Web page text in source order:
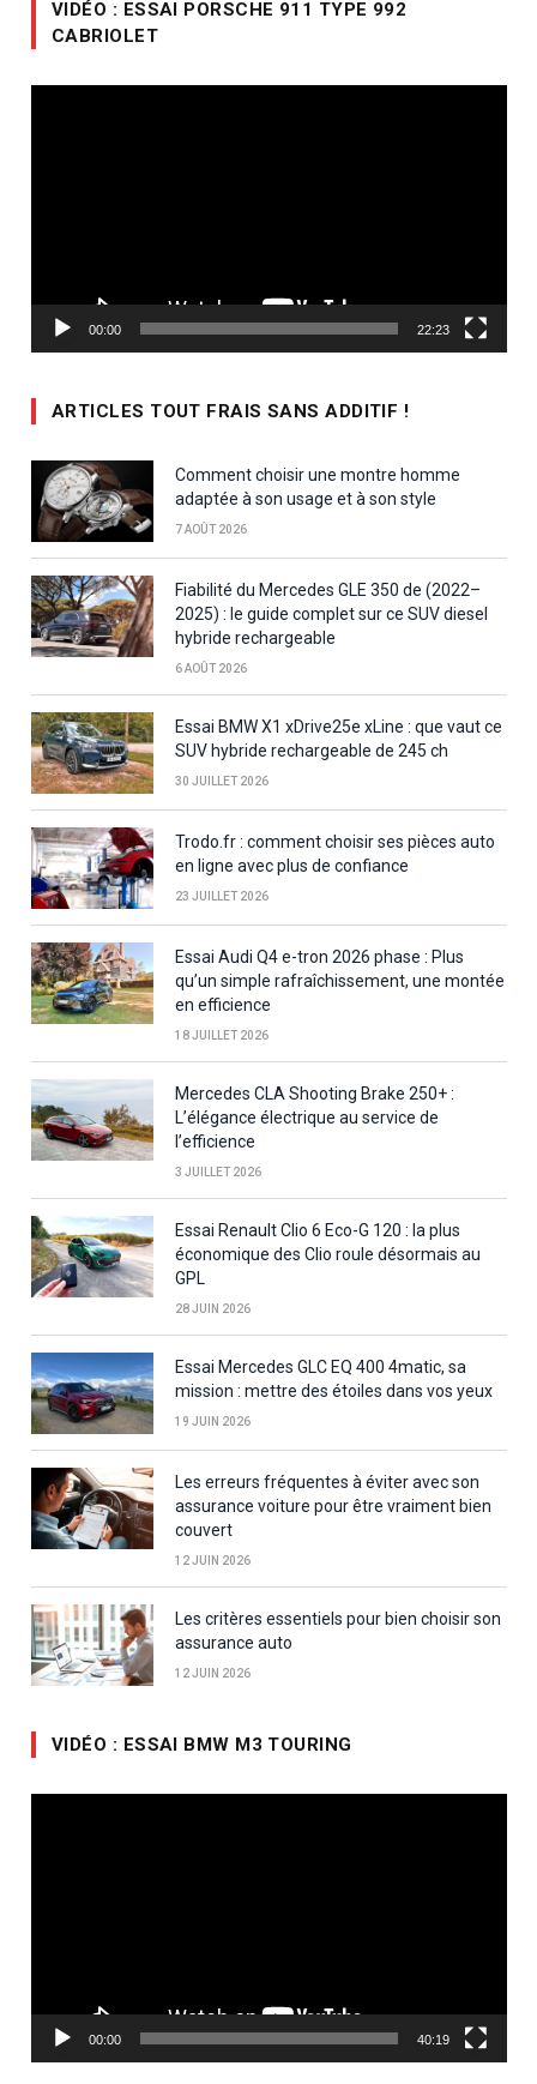
VIDÉO : ESSAI PORSCHE 911 TYPE 992
CABRIOLET
00:00 22:23
ARTICLES TOUT FRAIS SANS ADDITIF !
Comment choisir une montre homme
adaptée à son usage et à son style
7 AOÛT 2026
Fiabilité du Mercedes GLE 350 de (2022–
2025) : le guide complet sur ce SUV diesel
hybride rechargeable
6 AOÛT 2026
Essai BMW X1 xDrive25e xLine : que vaut ce
SUV hybride rechargeable de 245 ch
30 JUILLET 2026
Trodo.fr : comment choisir ses pièces auto
en ligne avec plus de confiance
23 JUILLET 2026
Essai Audi Q4 e-tron 2026 phase : Plus
qu’un simple rafraîchissement, une montée
en efficience
18 JUILLET 2026
Mercedes CLA Shooting Brake 250+ :
L’élégance électrique au service de
l’efficience
3 JUILLET 2026
Essai Renault Clio 6 Eco-G 120 : la plus
économique des Clio roule désormais au
GPL
28 JUIN 2026
Essai Mercedes GLC EQ 400 4matic, sa
mission : mettre des étoiles dans vos yeux
19 JUIN 2026
Les erreurs fréquentes à éviter avec son
assurance voiture pour être vraiment bien
couvert
12 JUIN 2026
Les critères essentiels pour bien choisir son
assurance auto
12 JUIN 2026
VIDÉO : ESSAI BMW M3 TOURING
00:00 40:19